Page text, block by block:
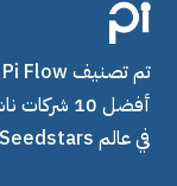
أفضل 10
في عالم Seedstars